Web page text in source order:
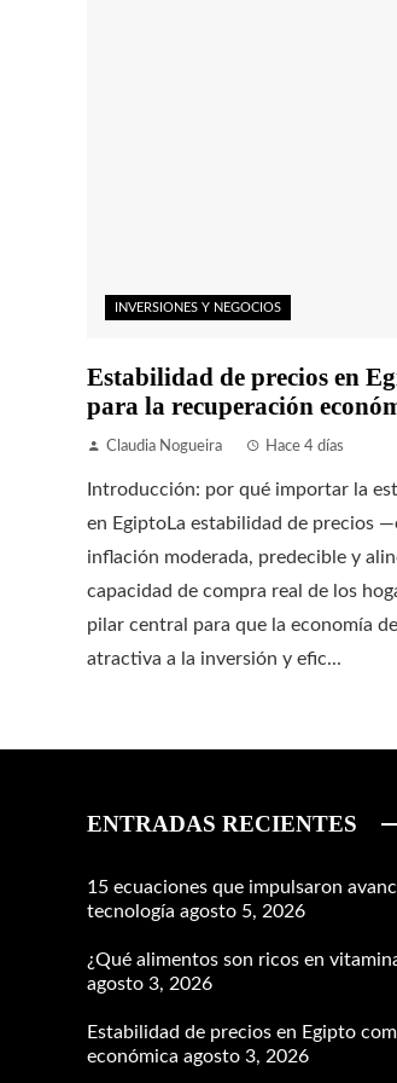
INVERSIONES Y NEGOCIOS
Estabilidad de precios en
para la recuperación
Claudia Nogueira Hace 4 días
Introducción: por qué importar la
en EgiptoLa estabilidad de precios
inflación moderada, predecible y
capacidad de compra real de los
pilar central para que la economía
atractiva a la inversión y efic...
ENTRADAS RECIENTES
15 ecuaciones que impulsaron
tecnología agosto 5, 2026
¿Qué alimentos son ricos en
agosto 3, 2026
Estabilidad de precios en Egipto
económica agosto 3, 2026